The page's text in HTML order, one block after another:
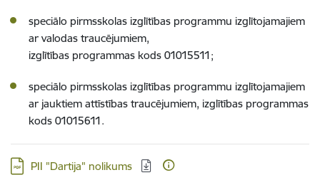
speciālo pirmsskolas izglītības programmu izglītojamajiem
ar valodas traucējumiem,
izglītības programmas kods 01015511;
speciālo pirmsskolas izglītības programmu izglītojamajiem
ar jauktiem attīstības traucējumiem, izglītības programmas
kods 01015611.
Lejupielādēt:
PII "Dartija" nolikums